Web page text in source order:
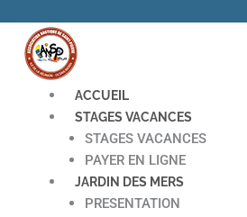
ACCUEIL
STAGES VACANCES
STAGES VACANCES
PAYER EN LIGNE
JARDIN DES MERS
PRESENTATION